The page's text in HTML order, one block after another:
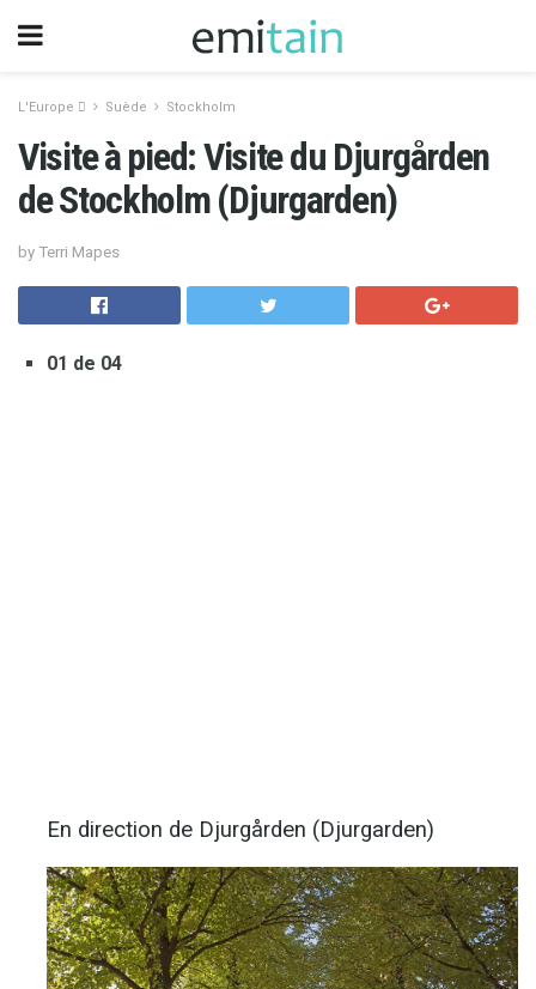
L'Europe  Suède Stockholm
Visite à pied: Visite du Djurgården
de Stockholm (Djurgarden)
by Terri Mapes
01 de 04
En direction de Djurgården (Djurgarden)